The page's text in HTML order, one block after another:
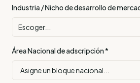
Industria / Nicho de desarrollo de
Escoger...
Área Nacional de adscripción*
Asigne un bloque nacional...